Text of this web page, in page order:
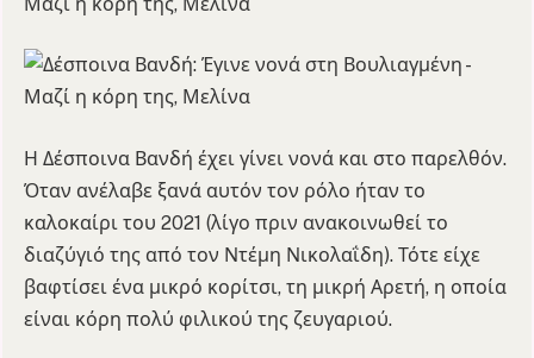
Η Δέσποινα Βανδή έχει γίνει νονά και στο παρελθόν.
Όταν ανέλαβε ξανά αυτόν τον ρόλο ήταν το
καλοκαίρι του 2021 (λίγο πριν ανακοινωθεί το
διαζύγιό της από τον Ντέμη Νικολαΐδη). Τότε είχε
βαφτίσει ένα μικρό κορίτσι, τη μικρή Αρετή, η οποία
είναι κόρη πολύ φιλικού της ζευγαριού.